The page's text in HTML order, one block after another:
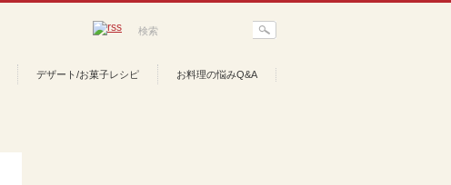
デザート/お菓子レシピ お料理の悩みQ&A